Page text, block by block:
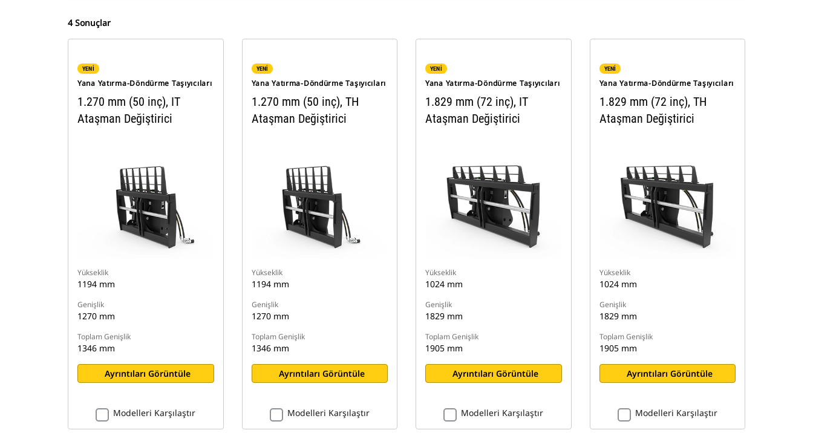
4 Sonuçlar
YENİ
Yana Yatırma-Döndürme Taşıyıcıları
1.270 mm (50 inç), IT
Ataşman Değiştirici
Yükseklik
1194 mm
Genişlik
1270 mm
Toplam Genişlik
1346 mm
Ayrıntıları Görüntüle
Modelleri Karşılaştır
YENİ
Yana Yatırma-Döndürme Taşıyıcıları
1.270 mm (50 inç), TH
Ataşman Değiştirici
Yükseklik
1194 mm
Genişlik
1270 mm
Toplam Genişlik
1346 mm
Ayrıntıları Görüntüle
Modelleri Karşılaştır
YENİ
Yana Yatırma-Döndürme Taşıyıcıları
1.829 mm (72 inç), IT
Ataşman Değiştirici
Yükseklik
1024 mm
Genişlik
1829 mm
Toplam Genişlik
1905 mm
Ayrıntıları Görüntüle
Modelleri Karşılaştır
YENİ
Yana Yatırma-Döndürme Taşıyıcıları
1.829 mm (72 inç), TH
Ataşman Değiştirici
Yükseklik
1024 mm
Genişlik
1829 mm
Toplam Genişlik
1905 mm
Ayrıntıları Görüntüle
Modelleri Karşılaştır